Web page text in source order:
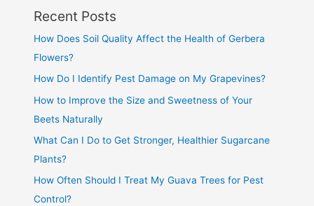
Recent Posts
How Does Soil Quality Affect the Health of Gerbera
Flowers?
How Do I Identify Pest Damage on My Grapevines?
How to Improve the Size and Sweetness of Your
Beets Naturally
What Can I Do to Get Stronger, Healthier Sugarcane
Plants?
How Often Should I Treat My Guava Trees for Pest
Control?